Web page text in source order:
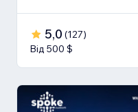
5,0 (127)
Від 500 $